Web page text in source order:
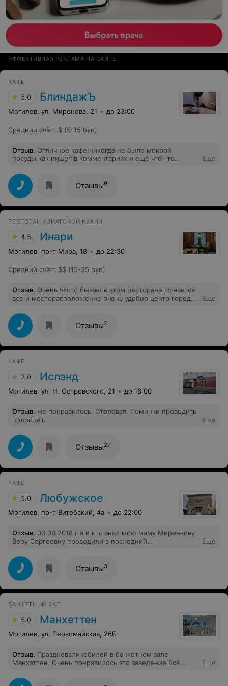
ЭФФЕКТИВНАЯ РЕКЛАМА НА САЙТЕ
КАФЕ
5.0 БлиндажЪ
Могилев, ул. Миронова, 21 до 23:00
Средний счёт: $ (5-15 byn)
Отзыв. Отличное кафе!никогда не было мокрой
посуды,как пишут в комментариях и ещё что- то
вкусная еда, нормальный персонал. Кафе рекомендую.
Еще
Отзывы9
РЕСТОРАН АЗИАТСКОЙ КУХНИ
4.5 Инари
Могилев, пр-т Мира, 18 до 22:30
Средний счёт: $$ (15-35 byn)
Отзыв. Очень часто бываю в этом ресторане Нравится
все и месторасположение очень удобно центр города
похвал очень необычно и каждый раз в меню
появляются новые блюда японской кухни Но
маленький нюанс это гремящая музыка Хочется
расслабится после городского шума который виден за
окном но нет не получается Может все же
совсем почувствовать прелесть и необычность блюд,
которые готовятся мастерски С уважением постоянная
посетительница и почитатель вашего ресторана
Еще
Отзывы2
КАФЕ
2.0 Ислэнд
Могилев, ул. Н. Островского, 21 до 18:00
Отзыв. Не понравилось. Столовая. Поминки проводить
подойдет.
Еще
Отзывы27
КАФЕ
5.0 Любужское
Могилев, пр-т Витебский, 4а до 22:00
Отзыв. 06.06.2018 г я и кто знал мою маму Миренкову
Веру Сергеевну проводили в последний
Любужский.Витебский проспект 4а. Очень хорошее
обслуживание.Скромно.Уютно.Хорошая кухня.
Еще
Отзывы3
БАНКЕТНЫЙ ЗАЛ
5.0 Манхеттен
Могилев, ул. Первомайская, 26Б
Отзыв. Праздновали юбилей в банкетном зале
Манхэттен. Очень понравилось это заведение.Всё
доброжелательность хозяев. Всё было на высшем
Еще